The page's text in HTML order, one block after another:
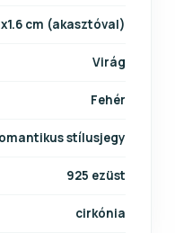
cm (akasztóval)
Virág
Fehér
stílusjegy
925 ezüst
cirkónia